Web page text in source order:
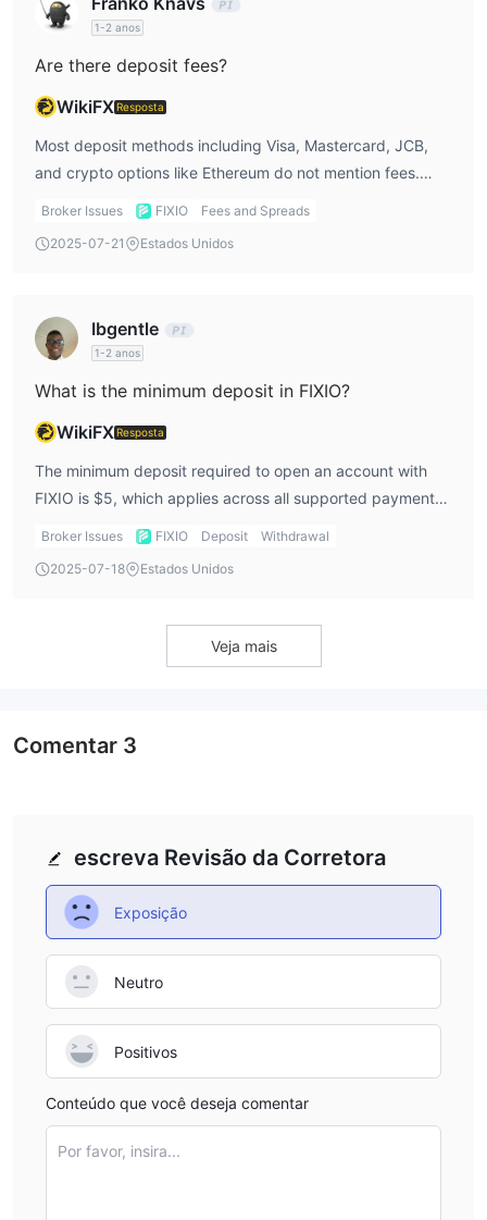
1-2 anos
Are there deposit fees?
WikiFXResposta
Most deposit methods including Visa, Mastercard, JCB,
and crypto options like Ethereum do not mention fees.
Bitcoin deposits incur a 1% charge, and Sticpay deposits
Broker Issues FIXIO
Fees and Spreads
2025-07-21
Estados Unidos
Ibgentle
1-2 anos
What is the minimum deposit in FIXIO?
WikiFXResposta
The minimum deposit required to open an account with
FIXIO is $5, which applies across all supported payment
methods. This allows low-barrier access for new traders.
Broker Issues FIXIO Deposit
Withdrawal
2025-07-18
Estados Unidos
Veja mais
escreva Revisão da Corretora
Exposição
Neutro
Positivos
Conteúdo que você deseja comentar
Por favor, insira...
Comentar 3